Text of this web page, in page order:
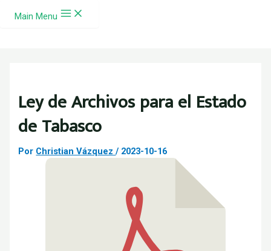
Ir al contenido
Main Menu
Ley de Archivos para el Estado
de Tabasco
Por Christian Vázquez/ 2023-10-16